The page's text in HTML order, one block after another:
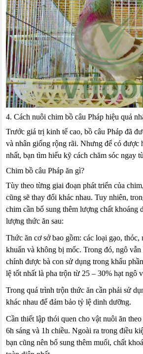
4. Cách nuôi chim bồ câu Pháp hiệu quả
Trước giá trị kinh tế cao, bồ câu Pháp đã
và nhân giống rộng rãi. Nhưng để có được
nhất, bạn tìm hiểu kỹ cách chăm sóc ngay
Chim bồ câu Pháp ăn gì?
Tùy theo từng giai đoạn phát triển của
cũng sẽ thay đổi khác nhau. Tuy nhiên,
chim cần bổ sung thêm lượng chất khoáng
lượng thức ăn sau:
Thức ăn cơ sở bao gồm: các loại gạo,
khuẩn và không bị mốc. Trong đó, ngô vẫn
chính được bà con sử dụng trong khẩu
lệ tốt nhất là pha trộn từ 25 – 30% hạt ngô
Trong quá trình trộn thức ăn cần phải sử
khác nhau để đảm bảo tỷ lệ dinh dưỡng.
Cần thiết lập thói quen cho vật nuôi ăn
6h sáng và 1h chiều. Ngoài ra trong điều
bạn cũng nên bổ sung thêm muối, chất